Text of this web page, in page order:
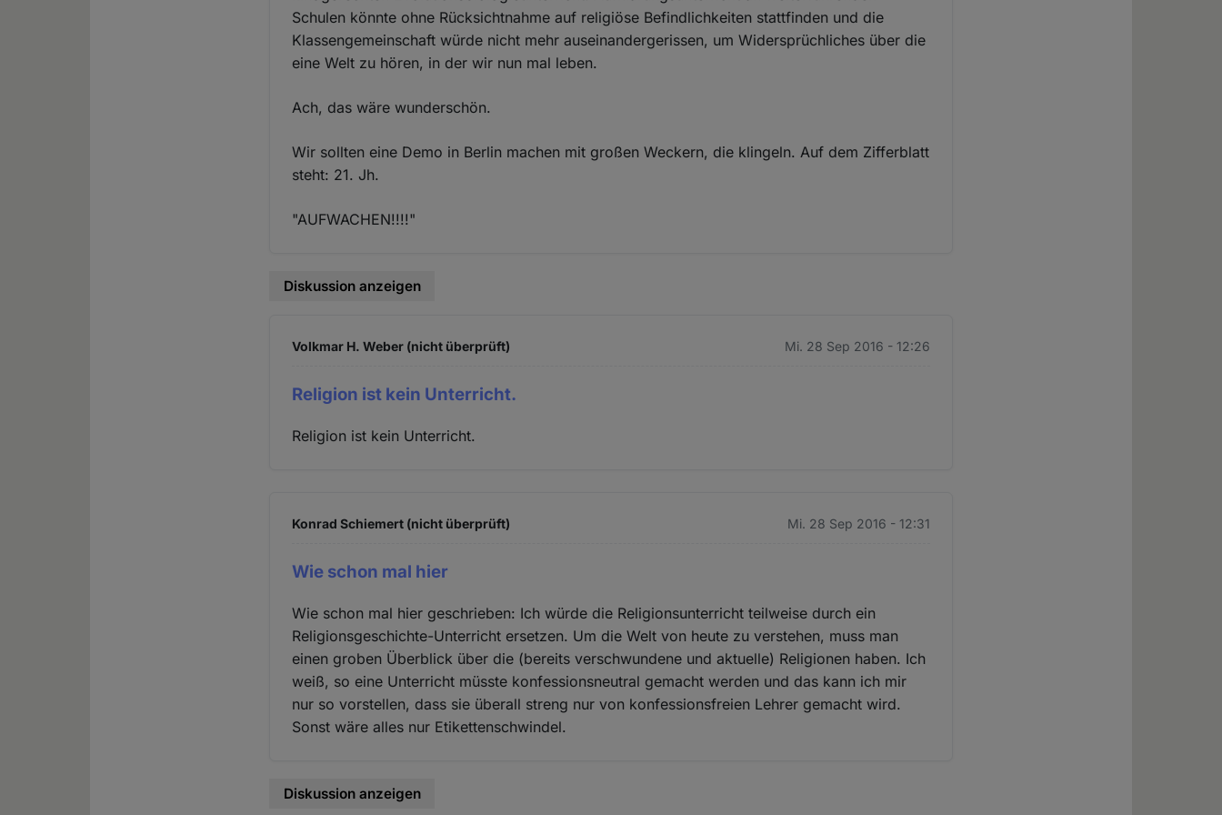
Schulen könnte ohne Rücksichtnahme auf religiöse Befindlichkeiten stattfinden und die
Klassengemeinschaft würde nicht mehr auseinandergerissen, um Widersprüchliches über die
eine Welt zu hören, in der wir nun mal leben.
Ach, das wäre wunderschön.
Wir sollten eine Demo in Berlin machen mit großen Weckern, die klingeln. Auf dem Zifferblatt
steht: 21. Jh.
"AUFWACHEN!!!!"
Diskussion anzeigen
Volkmar H. Weber (nicht überprüft) Mi. 28 Sep 2016 - 12:26
Religion ist kein Unterricht.
Religion ist kein Unterricht.
Konrad Schiemert (nicht überprüft) Mi. 28 Sep 2016 - 12:31
Wie schon mal hier
Wie schon mal hier geschrieben: Ich würde die Religionsunterricht teilweise durch ein
Religionsgeschichte-Unterricht ersetzen. Um die Welt von heute zu verstehen, muss man
einen groben Überblick über die (bereits verschwundene und aktuelle) Religionen haben. Ich
weiß, so eine Unterricht müsste konfessionsneutral gemacht werden und das kann ich mir
nur so vorstellen, dass sie überall streng nur von konfessionsfreien Lehrer gemacht wird.
Sonst wäre alles nur Etikettenschwindel.
Diskussion anzeigen